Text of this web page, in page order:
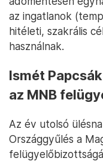
az ingatlanok
hitéleti, szakrális
használnak.
Ismét
az MNB
Az év utolsó
Országgyűlés a